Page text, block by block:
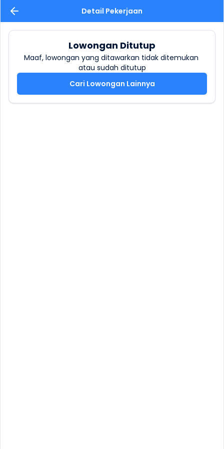
Detail Pekerjaan
Lowongan Ditutup
Maaf, lowongan yang ditawarkan tidak ditemukan
atau sudah ditutup
Cari Lowongan Lainnya